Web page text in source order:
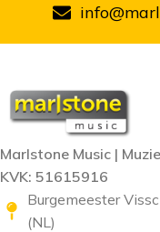
Marlstone Music |
KVK: 51615916
Burgemeester
(NL)